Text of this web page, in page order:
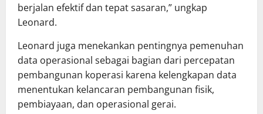
berjalan efektif dan tepat sasaran,” ungkap
Leonard.
Leonard juga menekankan pentingnya pemenuhan
data operasional sebagai bagian dari percepatan
pembangunan koperasi karena kelengkapan data
menentukan kelancaran pembangunan fisik,
pembiayaan, dan operasional gerai.